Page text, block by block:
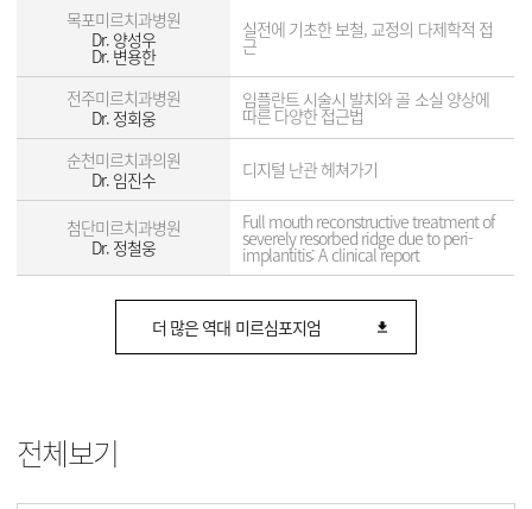
목포미르치과병원
Dr. 양성우
Dr. 변용한
실전에 기초한 보철, 교정의 다제학적 접
근
전주미르치과병원
Dr. 정회웅
임플란트 시술시 발치와 골 소실 양상에
따른 다양한 접근법
순천미르치과의원
Dr. 임진수
디지털 난관 헤쳐가기
첨단미르치과병원
Dr. 정철웅
Full mouth reconstructive treatment of
severely resorbed ridge due to peri-
implantitis: A clinical report
더 많은 역대 미르심포지엄
전체보기